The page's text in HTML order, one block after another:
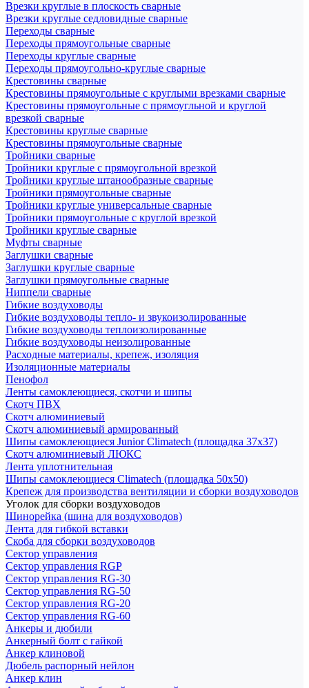
Врезки круглые в плоскость сварные
Врезки круглые седловидные сварные
Переходы сварные
Переходы прямоугольные сварные
Переходы круглые сварные
Переходы прямоугольно-круглые сварные
Крестовины сварные
Крестовины прямоугольные с круглыми врезками сварные
Крестовины прямоугольные с прямоугльной и круглой
врезкой сварные
Крестовины круглые сварные
Крестовины прямоугольные сварные
Тройники сварные
Тройники круглые с прямоугольной врезкой
Тройники круглые штанообразные сварные
Тройники прямоугольные сварные
Тройники круглые универсальные сварные
Тройники прямоугольные с круглой врезкой
Тройники круглые сварные
Муфты сварные
Заглушки сварные
Заглушки круглые сварные
Заглушки прямоугольные сварные
Ниппели сварные
Гибкие воздуховоды
Гибкие воздуховоды тепло- и звукоизолированные
Гибкие воздуховоды теплоизолированные
Гибкие воздуховоды неизолированные
Расходные материалы, крепеж, изоляция
Изоляционные материалы
Пенофол
Ленты самоклеющиеся, скотчи и шипы
Скотч ПВХ
Скотч алюминиевый
Скотч алюминиевый армированный
Шипы самоклеющиеся Junior Climatech (площадка 37х37)
Скотч алюминиевый ЛЮКС
Лента уплотнительная
Шипы самоклеющиеся Climatech (площадка 50х50)
Крепеж для производства вентиляции и сборки воздуховодов
Уголок для сборки воздуховодов
Шинорейка (шина для воздуховодов)
Лента для гибкой вставки
Скоба для сборки воздуховодов
Сектор управления
Сектор управления RGP
Сектор управления RG-30
Сектор управления RG-50
Сектор управления RG-20
Сектор управления RG-60
Анкеры и дюбили
Анкерный болт с гайкой
Анкер клиновой
Дюбель распорный нейлон
Анкер клин